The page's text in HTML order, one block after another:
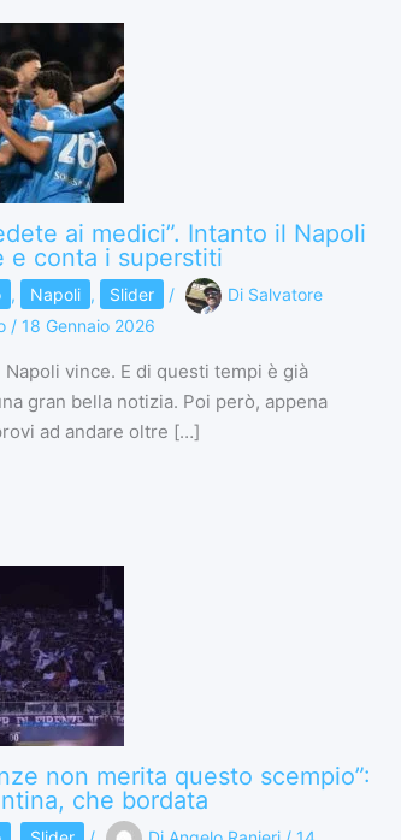
ai medici”. Intanto il Napoli
e conta i superstiti
, Napoli , Slider / Di Salvatore
/ 18 Gennaio 2026
Napoli vince. E di questi tempi è già
gran bella notizia. Poi però, appena
ad andare oltre […]
non merita questo scempio”:
che bordata